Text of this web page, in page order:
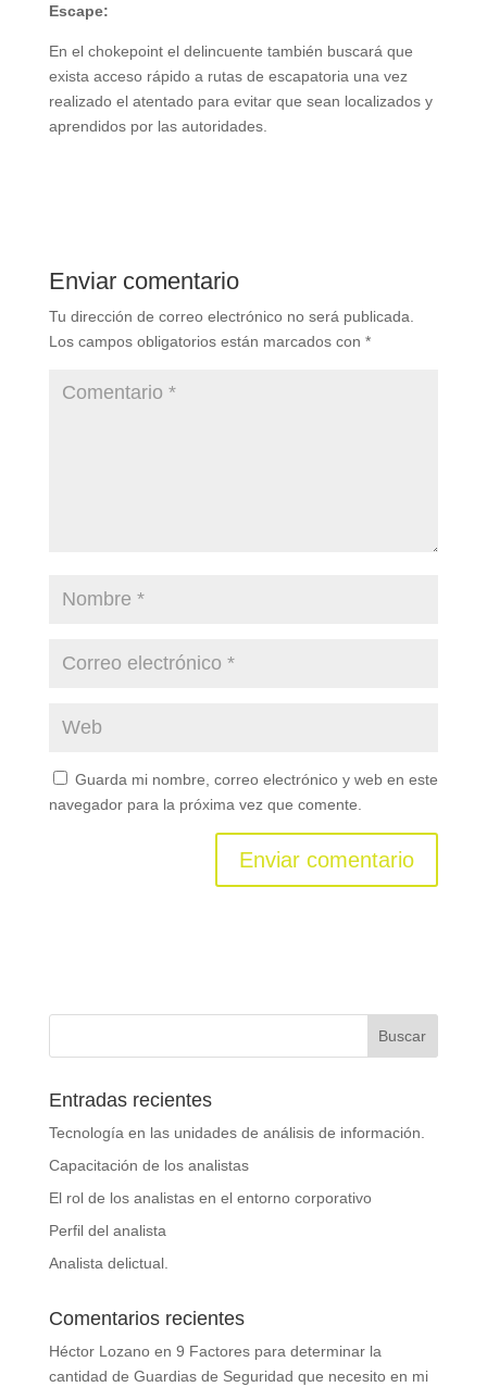
Escape:
En el chokepoint el delincuente también buscará que
exista acceso rápido a rutas de escapatoria una vez
realizado el atentado para evitar que sean localizados y
aprendidos por las autoridades.
Enviar comentario
Tu dirección de correo electrónico no será publicada.
Los campos obligatorios están marcados con *
Guarda mi nombre, correo electrónico y web en este
navegador para la próxima vez que comente.
Entradas recientes
Tecnología en las unidades de análisis de información.
Capacitación de los analistas
El rol de los analistas en el entorno corporativo
Perfil del analista
Analista delictual.
Comentarios recientes
Héctor Lozanoen 9 Factores para determinar la
cantidad de Guardias de Seguridad que necesito en mi